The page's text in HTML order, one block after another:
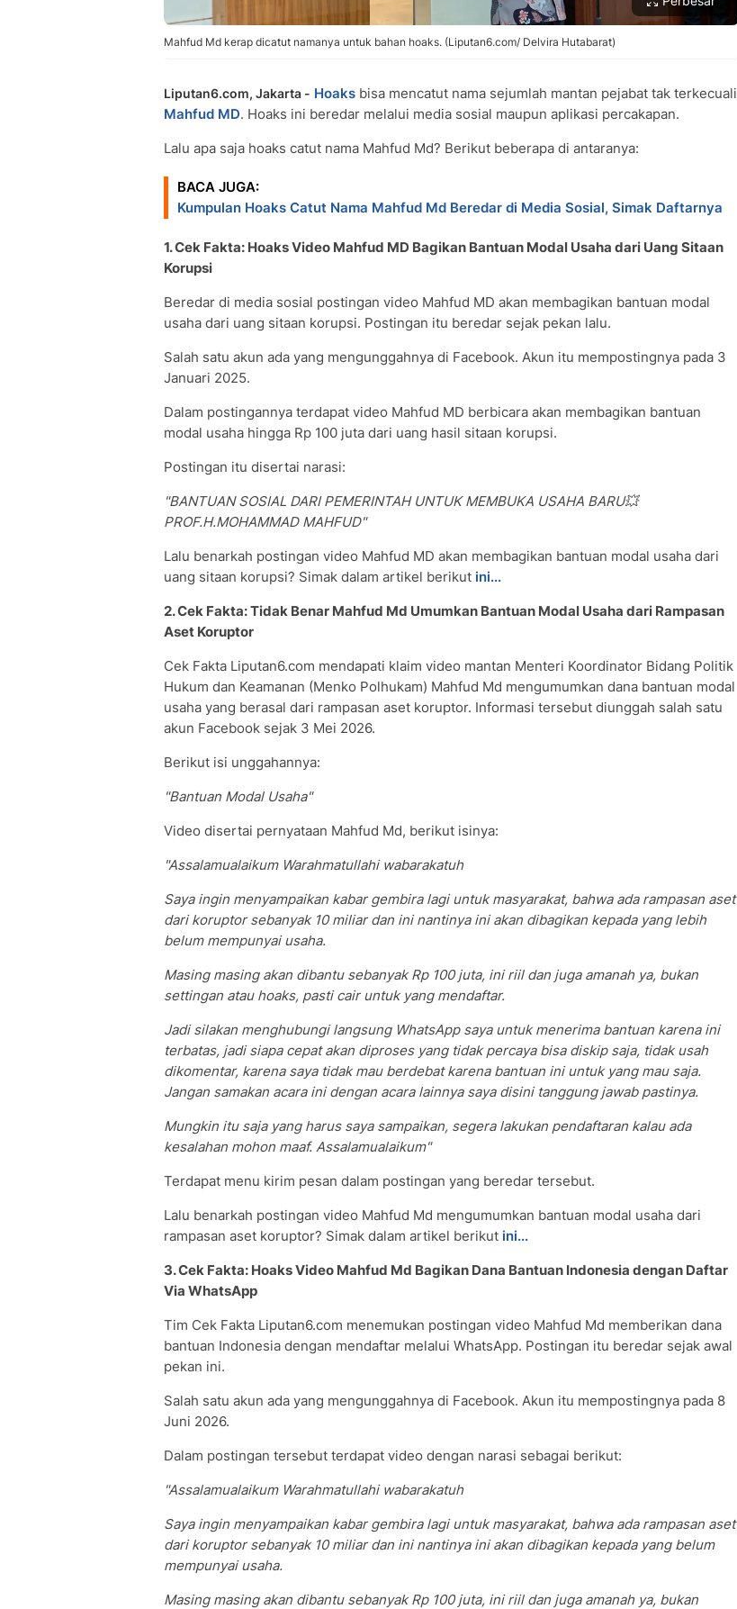
Mahfud Md kerap dicatut namanya untuk bahan hoaks. (Liputan6.com/ Delvira Hutabarat)
Liputan6.com, Jakarta - Hoaks bisa mencatut nama sejumlah mantan pejabat tak terkecuali
Mahfud MD. Hoaks ini beredar melalui media sosial maupun aplikasi percakapan.
Lalu apa saja hoaks catut nama Mahfud Md? Berikut beberapa di antaranya:
BACA JUGA:
Kumpulan Hoaks Catut Nama Mahfud Md Beredar di Media Sosial, Simak Daftarnya
1. Cek Fakta: Hoaks Video Mahfud MD Bagikan Bantuan Modal Usaha dari Uang Sitaan
Korupsi
Beredar di media sosial postingan video Mahfud MD akan membagikan bantuan modal
usaha dari uang sitaan korupsi. Postingan itu beredar sejak pekan lalu.
Salah satu akun ada yang mengunggahnya di Facebook. Akun itu mempostingnya pada 3
Januari 2025.
Dalam postingannya terdapat video Mahfud MD berbicara akan membagikan bantuan
modal usaha hingga Rp 100 juta dari uang hasil sitaan korupsi.
Postingan itu disertai narasi:
"BANTUAN SOSIAL DARI PEMERINTAH UNTUK MEMBUKA USAHA BARU💥
PROF.H.MOHAMMAD MAHFUD"
Lalu benarkah postingan video Mahfud MD akan membagikan bantuan modal usaha dari
uang sitaan korupsi? Simak dalam artikel berikut ini...
2. Cek Fakta: Tidak Benar Mahfud Md Umumkan Bantuan Modal Usaha dari Rampasan
Aset Koruptor
Cek Fakta Liputan6.com mendapati klaim video mantan Menteri Koordinator Bidang Politik
Hukum dan Keamanan (Menko Polhukam) Mahfud Md mengumumkan dana bantuan modal
usaha yang berasal dari rampasan aset koruptor. Informasi tersebut diunggah salah satu
akun Facebook sejak 3 Mei 2026.
Berikut isi unggahannya:
"Bantuan Modal Usaha"
Video disertai pernyataan Mahfud Md, berikut isinya:
"Assalamualaikum Warahmatullahi wabarakatuh
Saya ingin menyampaikan kabar gembira lagi untuk masyarakat, bahwa ada rampasan aset
dari koruptor sebanyak 10 miliar dan ini nantinya ini akan dibagikan kepada yang lebih
belum mempunyai usaha.
Masing masing akan dibantu sebanyak Rp 100 juta, ini riil dan juga amanah ya, bukan
settingan atau hoaks, pasti cair untuk yang mendaftar.
Jadi silakan menghubungi langsung WhatsApp saya untuk menerima bantuan karena ini
terbatas, jadi siapa cepat akan diproses yang tidak percaya bisa diskip saja, tidak usah
dikomentar, karena saya tidak mau berdebat karena bantuan ini untuk yang mau saja.
Jangan samakan acara ini dengan acara lainnya saya disini tanggung jawab pastinya.
Mungkin itu saja yang harus saya sampaikan, segera lakukan pendaftaran kalau ada
kesalahan mohon maaf. Assalamualaikum"
Terdapat menu kirim pesan dalam postingan yang beredar tersebut.
Lalu benarkah postingan video Mahfud Md mengumumkan bantuan modal usaha dari
rampasan aset koruptor? Simak dalam artikel berikut ini...
3. Cek Fakta: Hoaks Video Mahfud Md Bagikan Dana Bantuan Indonesia dengan Daftar
Via WhatsApp
Tim Cek Fakta Liputan6.com menemukan postingan video Mahfud Md memberikan dana
bantuan Indonesia dengan mendaftar melalui WhatsApp. Postingan itu beredar sejak awal
pekan ini.
Salah satu akun ada yang mengunggahnya di Facebook. Akun itu mempostingnya pada 8
Juni 2026.
Dalam postingan tersebut terdapat video dengan narasi sebagai berikut:
"Assalamualaikum Warahmatullahi wabarakatuh
Saya ingin menyampaikan kabar gembira lagi untuk masyarakat, bahwa ada rampasan aset
dari koruptor sebanyak 10 miliar dan ini nantinya ini akan dibagikan kepada yang belum
mempunyai usaha.
Masing masing akan dibantu sebanyak Rp 100 juta, ini riil dan juga amanah ya, bukan